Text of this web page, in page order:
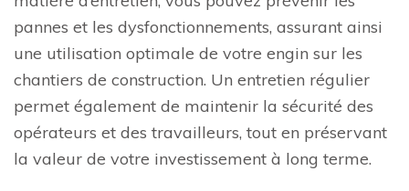
pannes et les dysfonctionnements, assurant ainsi
une utilisation optimale de votre engin sur les
chantiers de construction. Un entretien régulier
permet également de maintenir la sécurité des
opérateurs et des travailleurs, tout en préservant
la valeur de votre investissement à long terme.